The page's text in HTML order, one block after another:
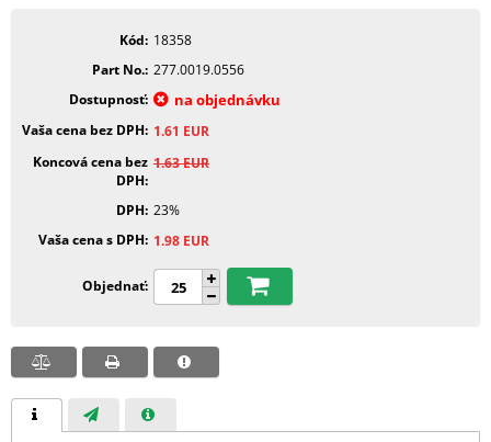
Kód 18358
Part No. 277.0019.0556
Dostupnosť
na objednávku
Vaša cena bez DPH 1.61 EUR
Koncová cena bez
DPH
1.63EUR
DPH 23%
Vaša cena s DPH 1.98 EUR
Objednať